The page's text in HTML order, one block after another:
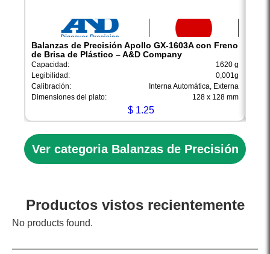
Balanzas de Precisión Apollo GX-1603A con Freno
de Brisa de Plástico – A&D Company
Capacidad:
1620 g
Legibilidad:
0,001g
Calibración:
Interna Automática, Externa
Dimensiones del plato:
128 x 128 mm
$ 1.25
Ver categoria Balanzas de Precisión
Productos vistos recientemente
No products found.